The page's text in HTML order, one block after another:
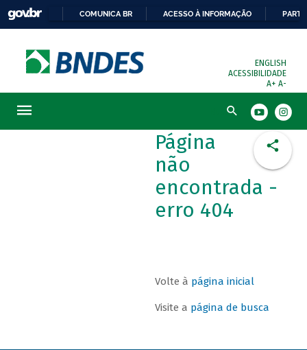
COMUNICA BR ACESSO À INFORMAÇÃO
ENGLISH
ACESSIBILIDADE
A+ A-
Busca
Página
não
encontrada -
erro 404
Volte à página inicial
Visite a página de busca